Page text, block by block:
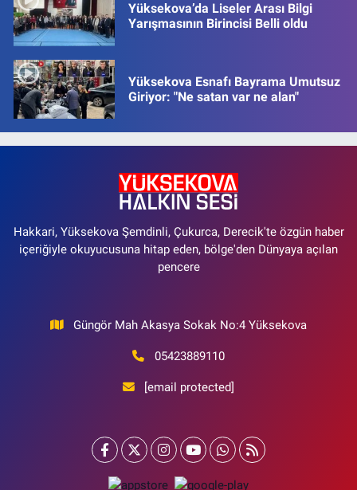
Yüksekova’da Liseler Arası Bilgi
Yarışmasının Birincisi Belli oldu
Yüksekova Esnafı Bayrama Umutsuz
Giriyor: "Ne satan var ne alan"
Hakkari, Yüksekova Şemdinli, Çukurca, Derecik'te özgün haber
içeriğiyle okuyucusuna hitap eden, bölge'den Dünyaya açılan
pencere
Güngör Mah Akasya Sokak No:4 Yüksekova
05423889110
[email protected]